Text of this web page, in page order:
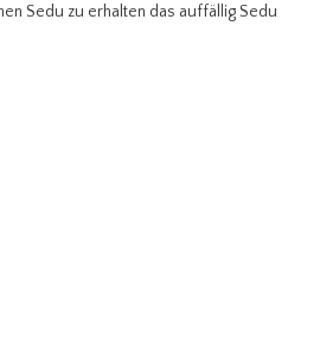
Sedu zu erhalten das auffällig Sedu